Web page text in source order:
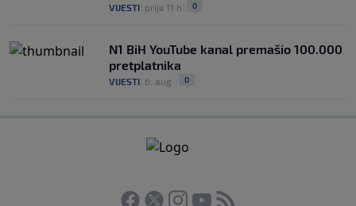
VIJESTI prije 11 h 0
N1 BiH YouTube kanal premašio 100.000
pretplatnika
VIJESTI 6. aug. 0